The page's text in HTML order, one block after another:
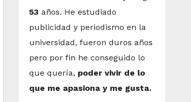
53 años. He estudiado
publicidad y periodismo en la
universidad, fueron duros años
pero por fin he conseguido lo
que quería, poder vivir de lo
que me apasiona y me gusta.